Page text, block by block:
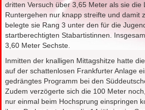
dritten Versuch über 3,65 Meter als sie die
Runtergehen nur knapp streifte und damit
belegte sie Rang 3 unter den für die
startberechtigten Stabartistinnen.
3,60 Meter Sechste.
Inmitten der knalligen Mittagshitze hatte
auf der schattenlosen Frankfurter Anlage
gedrängtes Programm bei den
Zudem verzögerte sich die 100 Meter
nur einmal beim Hochsprung einspringen